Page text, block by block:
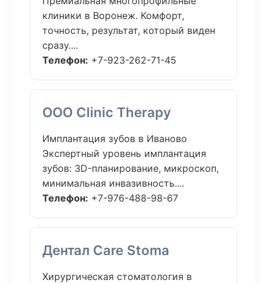
клиники в Воронеж. Комфорт,
точность, результат, который виден
сразу....
Телефон: +7-923-262-71-45
ООО Clinic Therapy
Имплантация зубов в Иваново
Экспертный уровень имплантация
зубов: 3D-планирование, микроскоп,
минимальная инвазивность....
Телефон: +7-976-488-98-67
Дентал Care Stoma
Хирургическая стоматология в